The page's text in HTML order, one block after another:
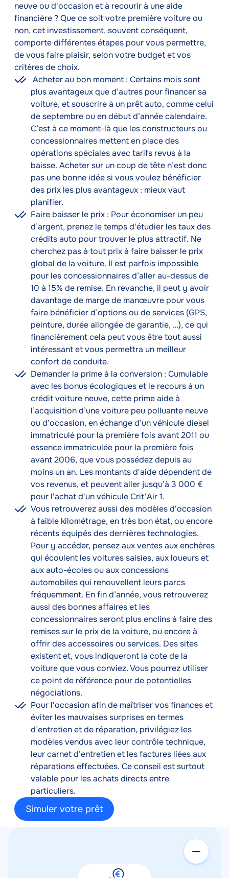
neuve ou d'occasion et à recourir à une aide
financière ? Que ce soit votre première voiture ou
non, cet investissement, souvent conséquent,
comporte différentes étapes pour vous permettre,
de vous faire plaisir, selon votre budget et vos
critères de choix.
Acheter au bon moment : Certains mois sont
plus avantageux que d’autres pour financer sa
voiture, et souscrire à un prêt auto, comme celui
de septembre ou en début d’année calendaire.
C’est à ce moment-là que les constructeurs ou
concessionnaires mettent en place des
opérations spéciales avec tarifs revus à la
baisse. Acheter sur un coup de tête n’est donc
pas une bonne idée si vous voulez bénéficier
des prix les plus avantageux : mieux vaut
planifier.
Faire baisser le prix : Pour économiser un peu
d’argent, prenez le temps d'étudier les taux des
crédits auto pour trouver le plus attractif. Ne
cherchez pas à tout prix à faire baisser le prix
global de la voiture. Il est parfois impossible
pour les concessionnaires d’aller au-dessus de
10 à 15% de remise. En revanche, il peut y avoir
davantage de marge de manœuvre pour vous
faire bénéficier d’options ou de services (GPS,
peinture, durée allongée de garantie, …), ce qui
financièrement cela peut vous être tout aussi
intéressant et vous permettra un meilleur
confort de conduite.
Demander la prime à la conversion : Cumulable
avec les bonus écologiques et le recours à un
crédit voiture neuve, cette prime aide à
l’acquisition d’une voiture peu polluante neuve
ou d’occasion, en échange d’un véhicule diesel
immatriculé pour la première fois avant 2011 ou
essence immatriculée pour la première fois
avant 2006, que vous possédez depuis au
moins un an. Les montants d'aide dépendent de
vos revenus, et peuvent aller jusqu’à 3 000 €
pour l'achat d'un véhicule Crit'Air 1.
Vous retrouverez aussi des modèles d'occasion
à faible kilométrage, en très bon état, ou encore
récents équipés des dernières technologies.
Pour y accéder, pensez aux ventes aux enchères
qui écoulent les voitures saisies, aux loueurs et
aux auto-écoles ou aux concessions
automobiles qui renouvellent leurs parcs
fréquemment. En fin d’année, vous retrouverez
aussi des bonnes affaires et les
concessionnaires seront plus enclins à faire des
remises sur le prix de la voiture, ou encore à
offrir des accessoires ou services. Des sites
existent et, vous indiqueront la cote de la
voiture que vous conviez. Vous pourrez utiliser
ce point de référence pour de potentielles
négociations.
Pour l'occasion afin de maîtriser vos finances et
éviter les mauvaises surprises en termes
d’entretien et de réparation, privilégiez les
modèles vendus avec leur contrôle technique,
leur carnet d’entretien et les factures liées aux
réparations effectuées. Ce conseil est surtout
valable pour les achats directs entre
particuliers.
Simuler votre prêt